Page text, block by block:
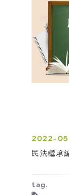
2022-
民法繼承
tag.